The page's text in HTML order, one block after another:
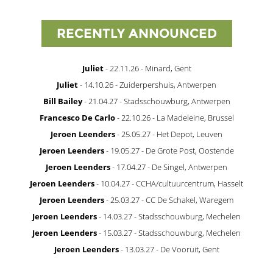
RECENTLY ANNOUNCED
Juliet- 22.11.26 - Minard, Gent
Juliet- 14.10.26 - Zuiderpershuis, Antwerpen
Bill Bailey- 21.04.27 - Stadsschouwburg, Antwerpen
Francesco De Carlo- 22.10.26 - La Madeleine, Brussel
Jeroen Leenders- 25.05.27 - Het Depot, Leuven
Jeroen Leenders- 19.05.27 - De Grote Post, Oostende
Jeroen Leenders- 17.04.27 - De Singel, Antwerpen
Jeroen Leenders- 10.04.27 - CCHA/cultuurcentrum, Hasselt
Jeroen Leenders- 25.03.27 - CC De Schakel, Waregem
Jeroen Leenders- 14.03.27 - Stadsschouwburg, Mechelen
Jeroen Leenders- 15.03.27 - Stadsschouwburg, Mechelen
Jeroen Leenders- 13.03.27 - De Vooruit, Gent